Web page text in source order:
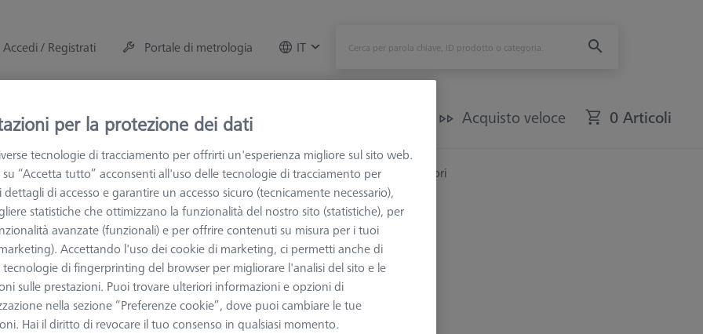
Accedi / Registrati Portale di metrologia IT
Sala metrologica Formazione ZEISS Credit e CMM usate Acquisto veloce 0 Articoli
e Ottiche Calibrazione e verifica Sistemi calibrazione ROTOS Accessori
calibrazione per il rugosimetro ZEISS ROTOS senza certificato di calibrazione.
per la protezione dei dati
tecnologie di tracciamento per offrirti un'esperienza migliore sul sito web.
su “Accetta tutto” acconsenti all'uso delle tecnologie di tracciamento per
dettagli di accesso e garantire un accesso sicuro (tecnicamente necessario),
statistiche che ottimizzano la funzionalità del nostro sito (statistiche), per
avanzate (funzionali) e per offrire contenuti su misura per i tuoi
Accettando l'uso dei cookie di marketing, ci permetti anche di
tecnologie di fingerprinting del browser per migliorare l'analisi del sito e le
sulle prestazioni. Puoi trovare ulteriori informazioni e opzioni di
nella sezione “Preferenze cookie”, dove puoi cambiare le tue
Hai il diritto di revocare il tuo consenso in qualsiasi momento.